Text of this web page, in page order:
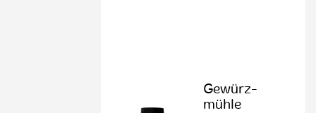
Gewürz-
mühle